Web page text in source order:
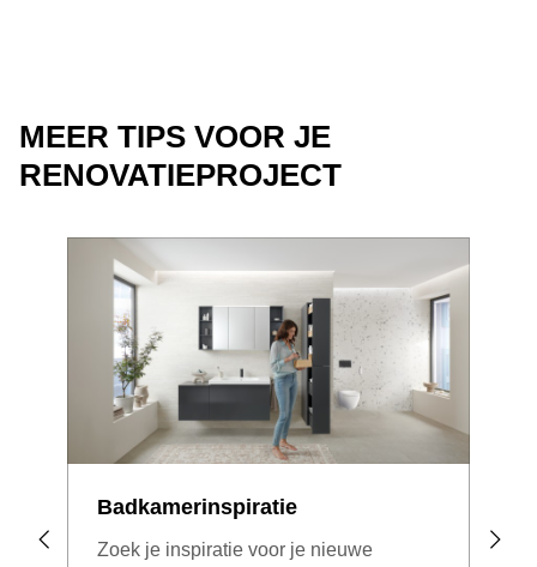
MEER TIPS VOOR JE
RENOVATIEPROJECT
Badkamerinspiratie
Zoek je inspiratie voor je nieuwe